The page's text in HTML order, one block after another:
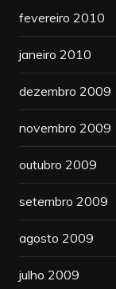
fevereiro 2010
janeiro 2010
dezembro 2009
novembro 2009
outubro 2009
setembro 2009
agosto 2009
julho 2009